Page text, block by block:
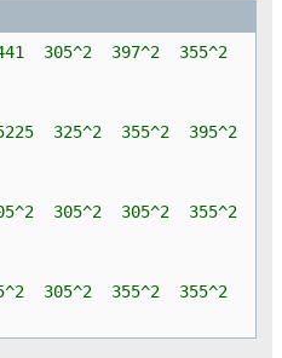
305^2 397^2 355^2
325^2 355^2 395^2
305^2 305^2 355^2
305^2 355^2 355^2